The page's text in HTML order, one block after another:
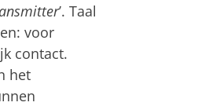
’. Taal
voor
contact.
het